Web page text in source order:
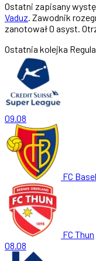
Ostatni zapisany
Vaduz. Zawodnik
zanotował 0 asyst.
Ostatnia kolejka
09.08
FC
FC Thun
08.08